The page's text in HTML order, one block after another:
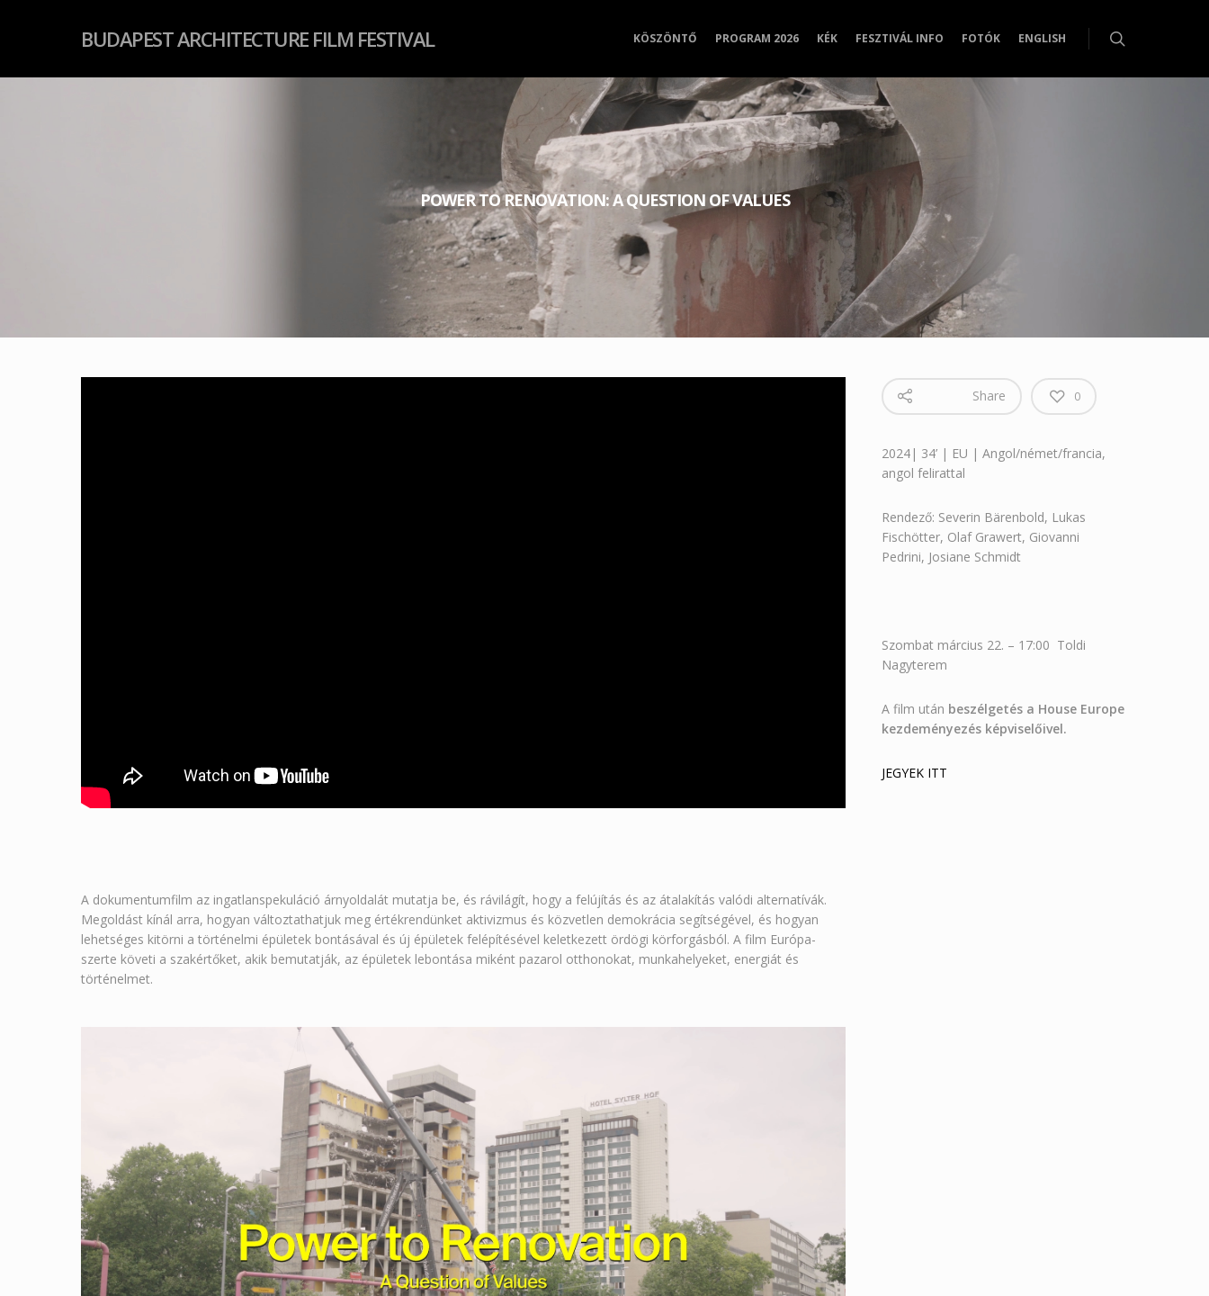
BUDAPEST ARCHITECTURE FILM FESTIVAL KÖSZÖNTŐ PROGRAM 2026 KÉK FESZTIVÁL INFO FOTÓK ENGLISH
POWER TO RENOVATION: A QUESTION OF VALUES
A dokumentumfilm az ingatlanspekuláció árnyoldalát mutatja be, és rávilágít, hogy a felújítás és az átalakítás valódi alternatívák.
Megoldást kínál arra, hogyan változtathatjuk meg értékrendünket aktivizmus és közvetlen demokrácia segítségével, és hogyan
lehetséges kitörni a történelmi épületek bontásával és új épületek felépítésével keletkezett ördögi körforgásból. A film Európa-
szerte követi a szakértőket, akik bemutatják, az épületek lebontása miként pazarol otthonokat, munkahelyeket, energiát és
történelmet.
Share 0
2024| 34’ | EU | Angol/német/francia,
angol felirattal
Rendező: Severin Bärenbold, Lukas
Fischötter, Olaf Grawert, Giovanni
Pedrini, Josiane Schmidt
Szombat március 22. – 17:00 Toldi
Nagyterem
A film után beszélgetés a House Europe
kezdeményezés képviselőivel.
JEGYEK ITT